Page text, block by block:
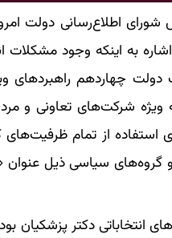
با اشاره به اینکه وجود
چهاردهم راهبردهای
شرکت‌های تعاونی و
استفاده از تمام ظرفیت‌های
و گروه‌های سیاسی ذیل
انتخاباتی دکتر پزشکیان